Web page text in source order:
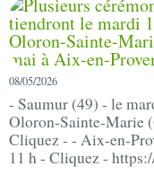
08/05/2026
- Saumur (49) - le
Oloron-Sainte-Marie
Cliquez - - Aix-en-
11 h - Cliquez -